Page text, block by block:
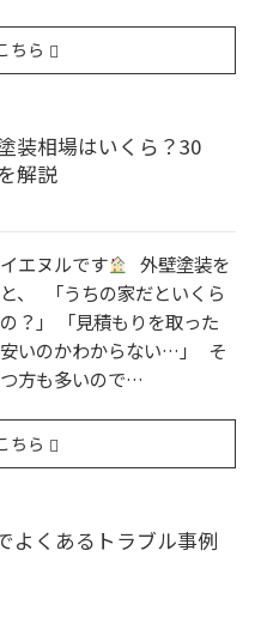
ちら
装相場はいくら？30
解説
エヌルです
外壁塗装を
、 「うちの家だといくら
？」 「見積もりを取った
いのかわからない…」 そ
方も多いので…
ちら
よくあるトラブル事例